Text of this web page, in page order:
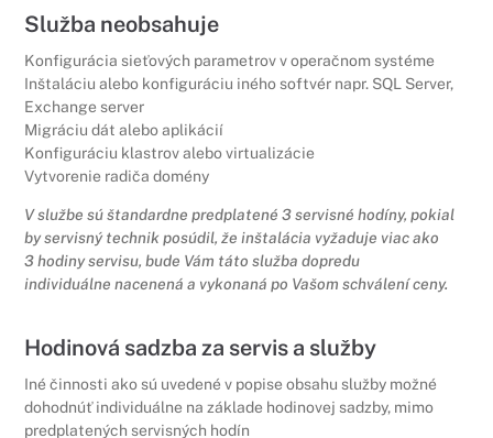
Služba neobsahuje
Konfigurácia sieťových parametrov v operačnom systéme
Inštaláciu alebo konfiguráciu iného softvér napr. SQL Server,
Exchange server
Migráciu dát alebo aplikácií
Konfiguráciu klastrov alebo virtualizácie
Vytvorenie radiča domény
V službe sú štandardne predplatené 3 servisné hodíny, pokial
by servisný technik posúdil, že inštalácia vyžaduje viac ako
3 hodiny servisu, bude Vám táto služba dopredu
individuálne nacenená a vykonaná po Vašom schválení ceny.
Hodinová sadzba za servis a služby
Iné činnosti ako sú uvedené v popise obsahu služby možné
dohodnúť individuálne na základe hodinovej sadzby, mimo
predplatených servisných hodín​